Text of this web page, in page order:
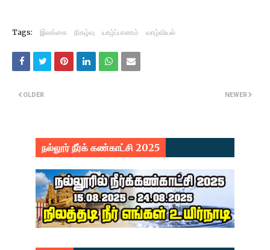
Tags: இலங்கை நிகழ்வு யாழ்ப்பாணம் வாழ்வியல்
NEWER
OLDER
நல்லூர் நீர்க் கண்காட்சி 2025